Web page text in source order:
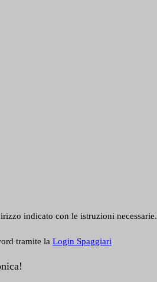
indicato con le istruzioni necessarie.
tramite la Login Spaggiari